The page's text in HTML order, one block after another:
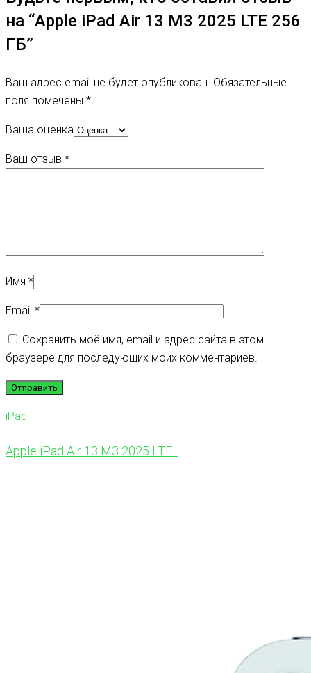
на “Apple iPad Air 13 M3 2025 LTE 256
ГБ”
Ваш адрес email не будет опубликован. Обязательные
поля помечены *
Ваша оценка
Ваш отзыв *
Имя *
Email *
Сохранить моё имя, email и адрес сайта в этом
браузере для последующих моих комментариев.
iPad
Apple iPad Air 13 M3 2025 LTE...